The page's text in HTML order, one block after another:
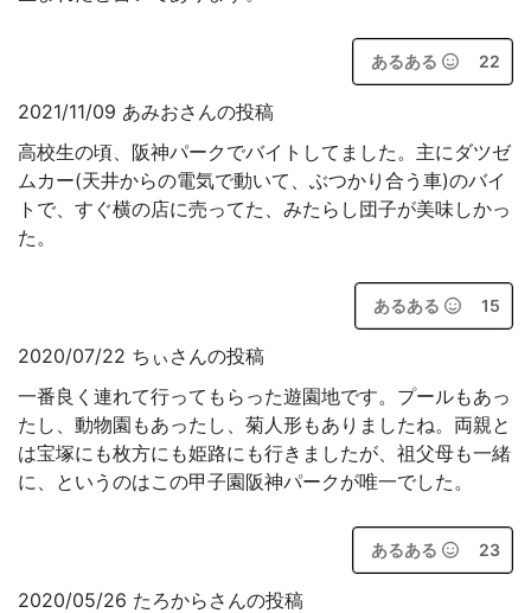
あるある 22
2021/11/09 あみおさんの投稿
高校生の頃、阪神パークでバイトしてました。主にダツゼ
ムカー(天井からの電気で動いて、ぶつかり合う車)のバイ
トで、すぐ横の店に売ってた、みたらし団子が美味しかっ
た。
あるある 15
2020/07/22 ちぃさんの投稿
一番良く連れて行ってもらった遊園地です。プールもあっ
たし、動物園もあったし、菊人形もありましたね。両親と
は宝塚にも枚方にも姫路にも行きましたが、祖父母も一緒
に、というのはこの甲子園阪神パークが唯一でした。
あるある 23
2020/05/26 たろからさんの投稿